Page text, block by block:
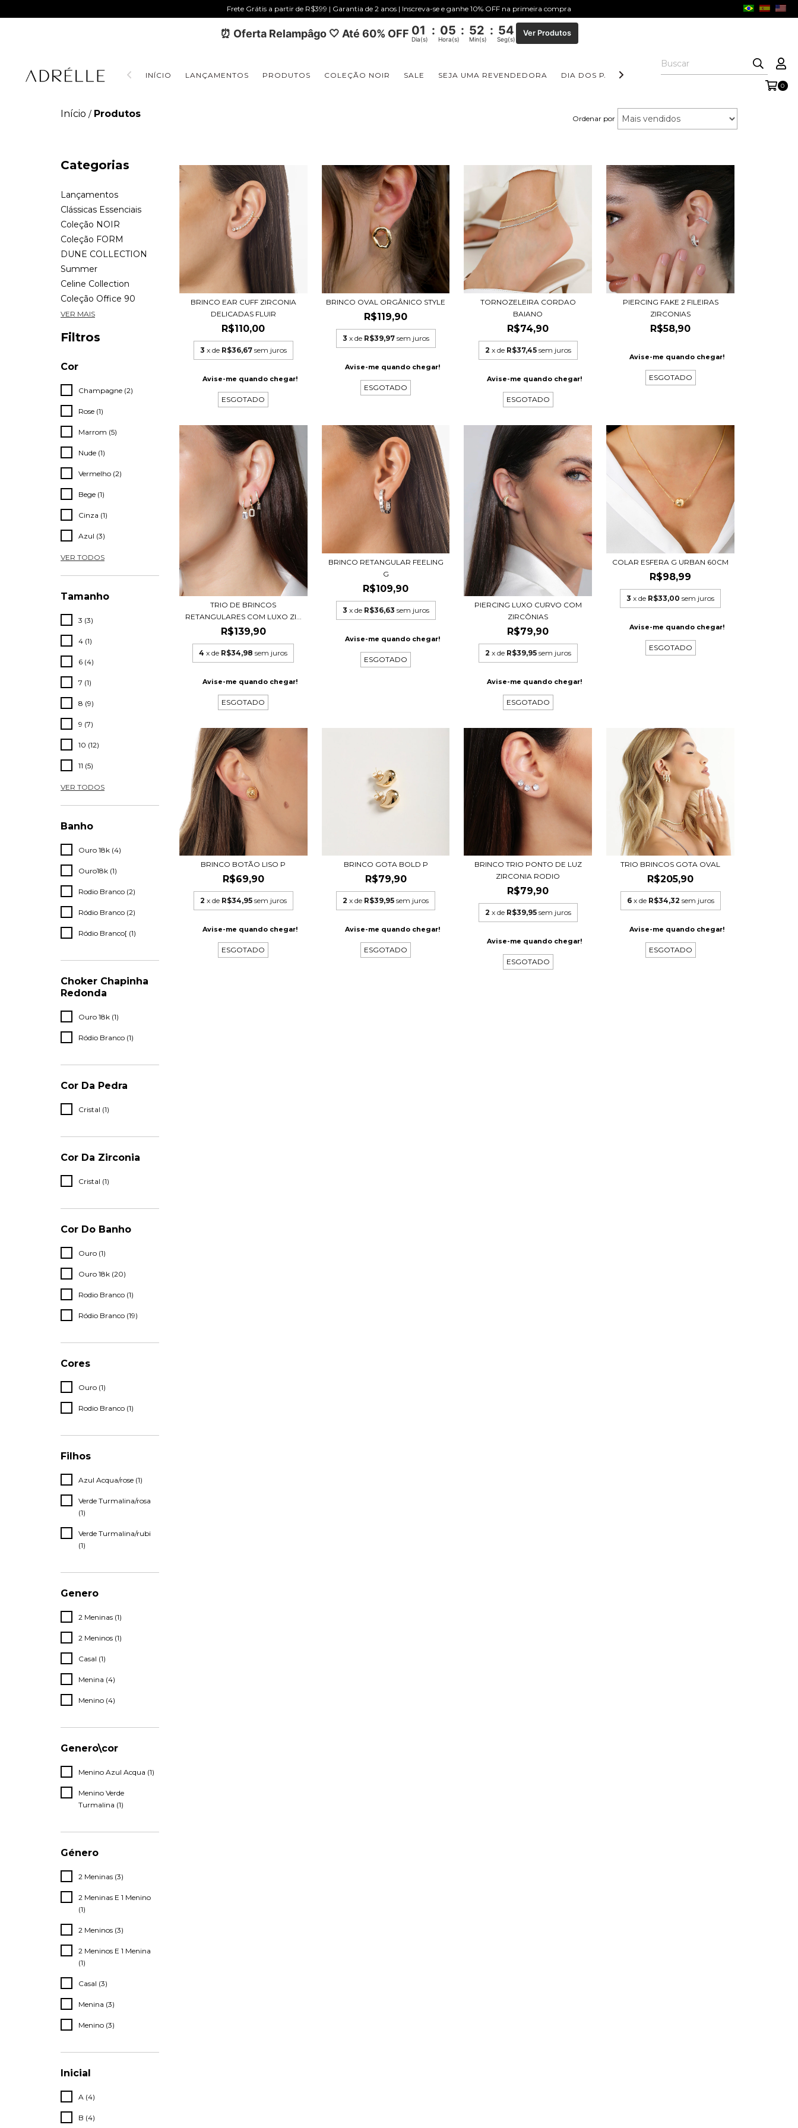
Frete Grátis a partir de R$399 | Garantia de 2 anos | Inscreva-se e ganhe 10% OFF na primeira compra
⏰ Oferta Relampâgo 🤍 Até 60% OFF 01 : 05 : 52 : 53
Dia(s) Hora(s) Min(s) Seg(s)
Ver Produtos
INÍCIO LANÇAMENTOS PRODUTOS COLEÇÃO NOIR SALE SEJA UMA REVENDEDORA DIA DOS PAIS COLEÇÃO AURORA COLEÇÃO FORM
0
Início / Produtos Ordenar por
Categorias
Lançamentos
Clássicas Essenciais
Coleção NOIR
Coleção FORM
DUNE COLLECTION
Summer
Celine Collection
Coleção Office 90
VER MAIS
Filtros
Cor
Champagne (2)
Rose (1)
Marrom (5)
Nude (1)
Vermelho (2)
Bege (1)
Cinza (1)
Azul (3)
VER TODOS
Tamanho
3 (3)
4 (1)
6 (4)
7 (1)
8 (9)
9 (7)
10 (12)
11 (5)
VER TODOS
Banho
Ouro 18k (4)
Ouro18k (1)
Rodio Branco (2)
Ródio Branco (2)
Ródio Branco[ (1)
Choker Chapinha
Redonda
Ouro 18k (1)
Ródio Branco (1)
Cor Da Pedra
Cristal (1)
Cor Da Zirconia
Cristal (1)
Cor Do Banho
Ouro (1)
Ouro 18k (20)
Rodio Branco (1)
Ródio Branco (19)
Cores
Ouro (1)
Rodio Branco (1)
Filhos
Azul Acqua/rose (1)
Verde Turmalina/rosa
(1)
Verde Turmalina/rubi
(1)
Genero
2 Meninas (1)
2 Meninos (1)
Casal (1)
Menina (4)
Menino (4)
Genero\cor
Menino Azul Acqua (1)
Menino Verde
Turmalina (1)
Género
2 Meninas (3)
2 Meninas E 1 Menino
(1)
2 Meninos (3)
2 Meninos E 1 Menina
(1)
Casal (3)
Menina (3)
Menino (3)
Inicial
A (4)
B (4)
BRINCO EAR CUFF ZIRCONIA
DELICADAS FLUIR
R$110,00
3 x de R$36,67 sem juros
Avise-me quando chegar!
ESGOTADO
BRINCO OVAL ORGÂNICO STYLE
R$119,90
3 x de R$39,97 sem juros
Avise-me quando chegar!
ESGOTADO
TORNOZELEIRA CORDAO
BAIANO
R$74,90
2 x de R$37,45 sem juros
Avise-me quando chegar!
ESGOTADO
PIERCING FAKE 2 FILEIRAS
ZIRCONIAS
R$58,90
Avise-me quando chegar!
ESGOTADO
TRIO DE BRINCOS
RETANGULARES COM LUXO ZI...
R$139,90
4 x de R$34,98 sem juros
Avise-me quando chegar!
ESGOTADO
BRINCO RETANGULAR FEELING
G
R$109,90
3 x de R$36,63 sem juros
Avise-me quando chegar!
ESGOTADO
PIERCING LUXO CURVO COM
ZIRCÔNIAS
R$79,90
2 x de R$39,95 sem juros
Avise-me quando chegar!
ESGOTADO
COLAR ESFERA G URBAN 60CM
R$98,99
3 x de R$33,00 sem juros
Avise-me quando chegar!
ESGOTADO
BRINCO BOTÃO LISO P
R$69,90
2 x de R$34,95 sem juros
Avise-me quando chegar!
ESGOTADO
BRINCO GOTA BOLD P
R$79,90
2 x de R$39,95 sem juros
Avise-me quando chegar!
ESGOTADO
BRINCO TRIO PONTO DE LUZ
ZIRCONIA RODIO
R$79,90
2 x de R$39,95 sem juros
Avise-me quando chegar!
ESGOTADO
TRIO BRINCOS GOTA OVAL
R$205,90
6 x de R$34,32 sem juros
Avise-me quando chegar!
ESGOTADO